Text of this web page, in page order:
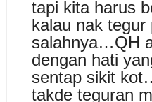
tapi kita harus
kalau nak tegur
salahnya…QH
dengan hati
sentap sikit
takde teguran